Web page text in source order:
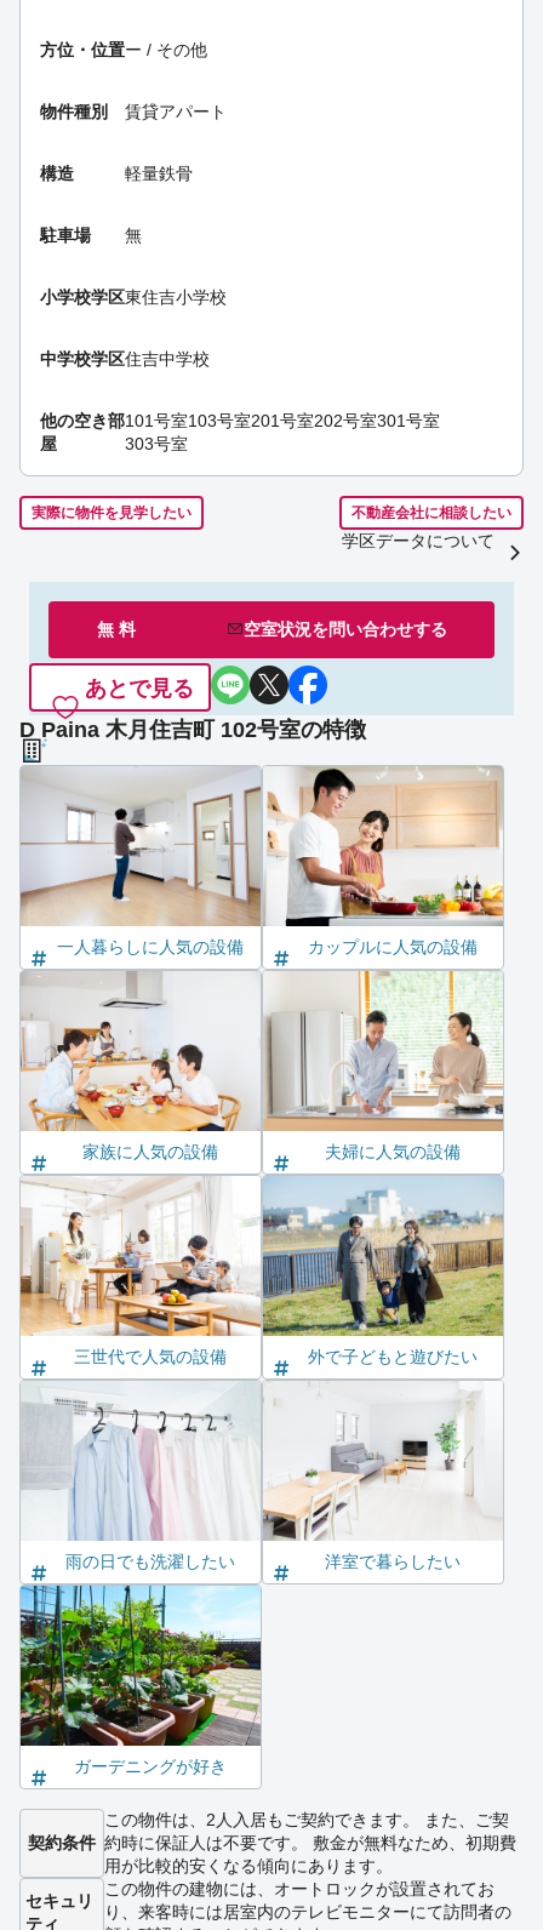
方位・位置ー / その他
物件種別 賃貸アパート
構造 軽量鉄骨
駐車場 無
小学校学区東住吉小学校
中学校学区住吉中学校
他の空き部
屋
101号室103号室201号室202号室301号室
303号室
実際に物件を見学したい 不動産会社に相談したい
学区データについて
無 料 空室状況を問い合わせする
あとで見る
D Paina 木月住吉町 102号室の特徴
一人暮らしに人気の設備 カップルに人気の設備
家族に人気の設備 夫婦に人気の設備
三世代で人気の設備 外で子どもと遊びたい
雨の日でも洗濯したい 洋室で暮らしたい
ガーデニングが好き
契約条件
この物件は、2人入居もご契約できます。 また、ご契
約時に保証人は不要です。 敷金が無料なため、初期費
用が比較的安くなる傾向にあります。
セキュリ
ティ
この物件の建物には、オートロックが設置されてお
り、来客時には居室内のテレビモニターにて訪問者の